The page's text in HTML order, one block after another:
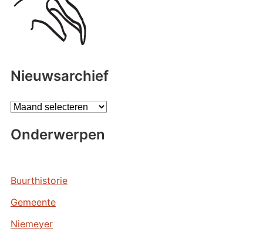
Nieuwsarchief
A
c
e
e
n
Onderwerpen
Buurthistorie
Gemeente
Niemeyer